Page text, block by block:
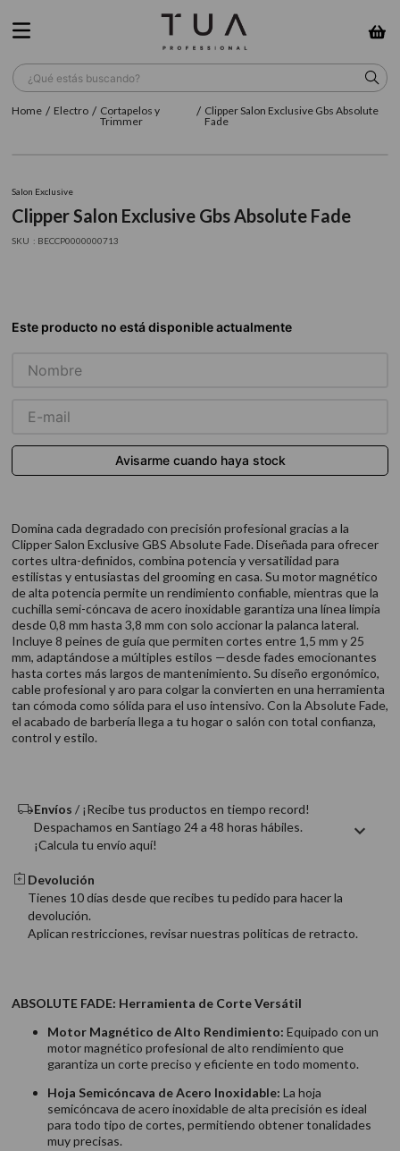
¿Qué estás buscando?
Electro
Cortapelos y
Trimmer
Clipper Salon Exclusive Gbs Absolute
Fade
Salon Exclusive
Clipper Salon Exclusive Gbs Absolute Fade
: BECCP0000000713
Domina cada degradado con precisión profesional gracias a la
Clipper Salon Exclusive GBS Absolute Fade. Diseñada para ofrecer
cortes ultra-definidos, combina potencia y versatilidad para
estilistas y entusiastas del grooming en casa. Su motor magnético
de alta potencia permite un rendimiento confiable, mientras que la
cuchilla semi-cóncava de acero inoxidable garantiza una línea limpia
desde 0,8 mm hasta 3,8 mm con solo accionar la palanca lateral.
Incluye 8 peines de guía que permiten cortes entre 1,5 mm y 25
mm, adaptándose a múltiples estilos —desde fades emocionantes
hasta cortes más largos de mantenimiento. Su diseño ergonómico,
cable profesional y aro para colgar la convierten en una herramienta
tan cómoda como sólida para el uso intensivo. Con la Absolute Fade,
el acabado de barbería llega a tu hogar o salón con total confianza,
control y estilo.
Envíos / ¡Recibe tus productos en tiempo record!
Despachamos en Santiago 24 a 48 horas hábiles.
¡Calcula tu envío aquí!
Devolución
Tienes 10 días desde que recibes tu pedido para hacer la
devolución.
Aplican restricciones, revisar nuestras politicas de retracto.
ABSOLUTE FADE: Herramienta de Corte Versátil
Motor Magnético de Alto Rendimiento: Equipado con un
motor magnético profesional de alto rendimiento que
garantiza un corte preciso y eficiente en todo momento.
Hoja Semicóncava de Acero Inoxidable: La hoja
semicóncava de acero inoxidable de alta precisión es ideal
para todo tipo de cortes, permitiendo obtener tonalidades
muy precisas.
TÉRMINOS MÁS BUSCADOS
2. sow
3. farmavita
8. loreal
9. acondicionador
10.